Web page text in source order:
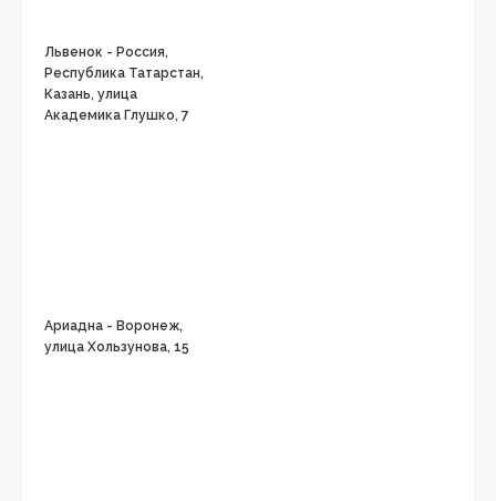
Львенок - Россия,
Республика Татарстан,
Казань, улица
Академика Глушко, 7
Ариадна - Воронеж,
улица Хользунова, 15